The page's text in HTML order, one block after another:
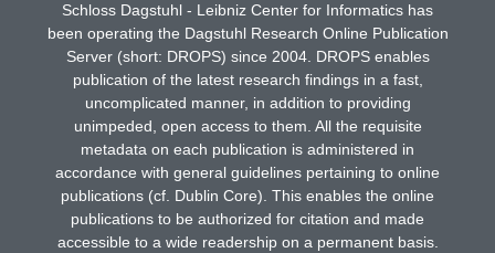
Schloss Dagstuhl - Leibniz Center for Informatics has
been operating the Dagstuhl Research Online Publication
Server (short: DROPS) since 2004. DROPS enables
publication of the latest research findings in a fast,
uncomplicated manner, in addition to providing
unimpeded, open access to them. All the requisite
metadata on each publication is administered in
accordance with general guidelines pertaining to online
publications (cf. Dublin Core). This enables the online
publications to be authorized for citation and made
accessible to a wide readership on a permanent basis.